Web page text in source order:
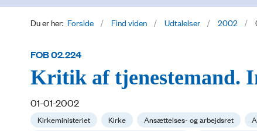
Du er her: Forside Find viden Udtalelser 2002
FOB 02.224
Kritik af tjenestemand.
01-01-2002
Kirkeministeriet Kirke Ansættelses- og arbejdsret